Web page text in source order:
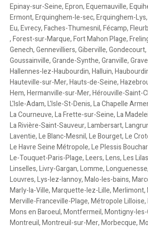
Epinay-sur-Seine,Epron,Equemauville,
Ermont,Erquinghem-le-sec,Erquinghem-Lys,
Eu,Evrecy,Faches-Thumesnil,Fécamp,
,Forest-sur-Marque,Fort Mahon Plage,
Genech,Gennevilliers,Giberville,Gondecourt,
Goussainville,Grande-Synthe,Granville,
Hallennes-lez-Haubourdin,Halluin,
Hauteville-sur-Mer,Hauts-de-Seine,
Hem,Hermanville-sur-Mer,Hérouville-Saint-
L'Isle-Adam,L'Isle-St-Denis,La Chapelle
La Courneuve,La Frette-sur-Seine,La
La Rivière-Saint-Sauveur,Lambersart,
Laventie,Le Blanc-Mesnil,Le Bourget,Le
Le Havre Seine Métropole,Le Plessis
Le-Touquet-Paris-Plage,Leers,Lens,Les Lilas
Linselles,Livry-Gargan,Lomme,Longuenesse,
Louvres,Lys-lez-lannoy,Malo-les-bains,
Marly-la-Ville,Marquette-lez-Lille,Merlimont,
Merville-Franceville-Plage,Métropole Lilloise,
Mons en Baroeul,Montfermeil,Montigny-
Montreuil,Montreuil-sur-Mer,Morbecque,